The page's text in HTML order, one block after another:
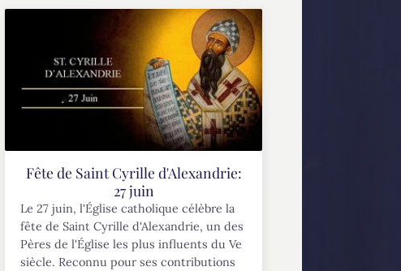
Fête de Saint Cyrille d'Alexandrie:
27 juin
Le 27 juin, l'Église catholique célèbre la
fête de Saint Cyrille d'Alexandrie, un des
Pères de l'Église les plus influents du Ve
siècle. Reconnu pour ses contributions